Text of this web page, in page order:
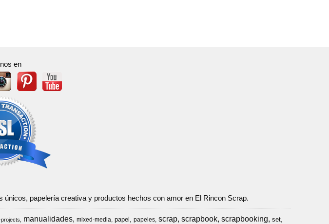
en
papelería creativa y productos hechos con amor en El Rincon Scrap.
manualidades mixed-media papel papeles scrap scrapbook scrapbooking set